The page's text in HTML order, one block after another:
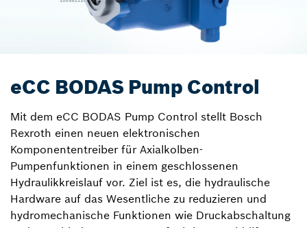
eCC BODAS Pump Control
Mit dem eCC BODAS Pump Control stellt Bosch
Rexroth einen neuen elektronischen
Komponententreiber für Axialkolben-
Pumpenfunktionen in einem geschlossenen
Hydraulikkreislauf vor. Ziel ist es, die hydraulische
Hardware auf das Wesentliche zu reduzieren und
hydromechanische Funktionen wie Druckabschaltung